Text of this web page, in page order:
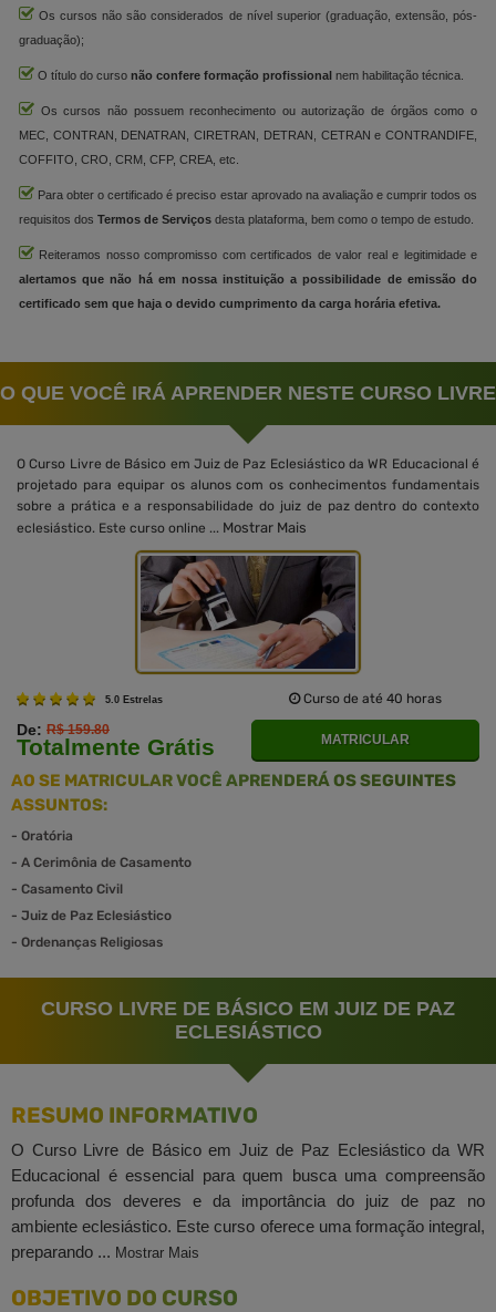
Os cursos não são considerados de nível superior (graduação, extensão, pós-
graduação);
O título do curso não confere formação profissional nem habilitação técnica.
Os cursos não possuem reconhecimento ou autorização de órgãos como o
MEC, CONTRAN, DENATRAN, CIRETRAN, DETRAN, CETRAN e CONTRANDIFE,
COFFITO, CRO, CRM, CFP, CREA, etc.
Para obter o certificado é preciso estar aprovado na avaliação e cumprir todos os
requisitos dos Termos de Serviços desta plataforma, bem como o tempo de estudo.
Reiteramos nosso compromisso com certificados de valor real e legitimidade e
alertamos que não há em nossa instituição a possibilidade de emissão do
certificado sem que haja o devido cumprimento da carga horária efetiva.
O QUE VOCÊ IRÁ APRENDER NESTE CURSO LIVRE
O Curso Livre de Básico em Juiz de Paz Eclesiástico da WR Educacional é
projetado para equipar os alunos com os conhecimentos fundamentais
sobre a prática e a responsabilidade do juiz de paz dentro do contexto
eclesiástico. Este curso online ... Mostrar Mais
5.0 Estrelas Curso de até 40 horas
De: R$ 159.80
Totalmente Grátis MATRICULAR
AO SE MATRICULAR VOCÊ APRENDERÁ OS SEGUINTES
ASSUNTOS:
- Oratória
- A Cerimônia de Casamento
- Casamento Civil
- Juiz de Paz Eclesiástico
- Ordenanças Religiosas
CURSO LIVRE DE BÁSICO EM JUIZ DE PAZ
ECLESIÁSTICO
RESUMO INFORMATIVO
O Curso Livre de Básico em Juiz de Paz Eclesiástico da WR
Educacional é essencial para quem busca uma compreensão
profunda dos deveres e da importância do juiz de paz no
ambiente eclesiástico. Este curso oferece uma formação integral,
preparando ... Mostrar Mais
OBJETIVO DO CURSO